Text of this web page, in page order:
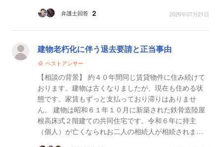
した...
弁護士回答 2 2026年07月21日
建物老朽化に伴う退去要請と正当事由
ベストアンサー
【相談の背景】 約４０年間同じ賃貸物件に住み続けて
おります。建物は古くなりましたが、現在も住める状
態です。家賃もずっと支払っており滞りはありませ
ん。 建物は昭和６１年１０月に新築された鉄骨造陸屋
根高床式２階建ての共同住宅です。令和６年に持主
（個人）が亡くなられお二人の相続人が相続されまし